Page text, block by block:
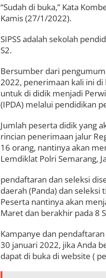
2
K
e
b
d
i
B
u
,
C
e
k
S
a
r
t
a
n
y
a
“Sudah di buka,” Kata
Kamis (27/1/2022).
SIPSS adalah sekolah
S2.
Bersumber dari
2022, penerimaan kali ini
untuk di didik menjadi
(IPDA) melalui pendidikan
Jumlah peserta didik yang
rincian penerimaan jalur
16 orang, nantinya akan
Lemdiklat Polri Semarang,
pendaftaran dan seleksi
daerah (Panda) dan seleksi
Peserta nantinya akan
Maret dan berakhir pada 8
Kampanye dan
30 januari 2022, jika Anda
dapat di buka di website (